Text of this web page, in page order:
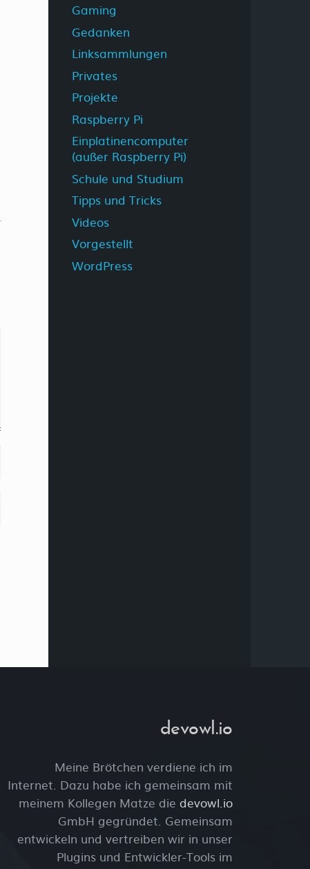
Gaming
Gedanken
Linksammlungen
Privates
Projekte
Raspberry Pi
Einplatinencomputer
(außer Raspberry Pi)
Schule und Studium
Tipps und Tricks
Videos
Vorgestellt
WordPress
devowl.io
Meine Brötchen verdiene ich im
Internet. Dazu habe ich gemeinsam mit
meinem Kollegen Matze die devowl.io
GmbH gegründet. Gemeinsam
entwickeln und vertreiben wir in unser
Plugins und Entwickler-Tools im